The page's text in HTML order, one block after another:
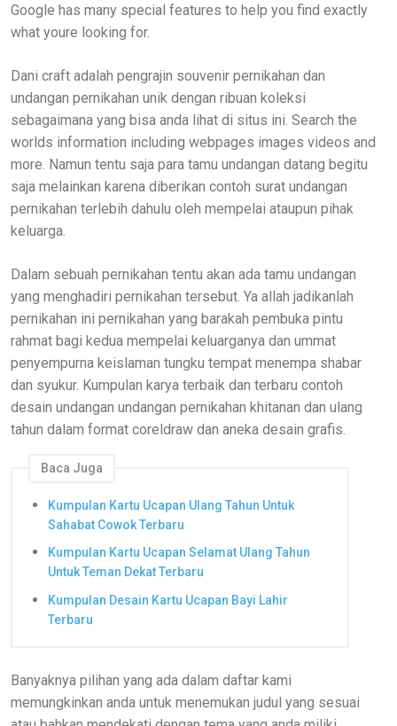
Google has many special features to help you find exactly
what youre looking for.
Dani craft adalah pengrajin souvenir pernikahan dan
undangan pernikahan unik dengan ribuan koleksi
sebagaimana yang bisa anda lihat di situs ini. Search the
worlds information including webpages images videos and
more. Namun tentu saja para tamu undangan datang begitu
saja melainkan karena diberikan contoh surat undangan
pernikahan terlebih dahulu oleh mempelai ataupun pihak
keluarga.
Dalam sebuah pernikahan tentu akan ada tamu undangan
yang menghadiri pernikahan tersebut. Ya allah jadikanlah
pernikahan ini pernikahan yang barakah pembuka pintu
rahmat bagi kedua mempelai keluarganya dan ummat
penyempurna keislaman tungku tempat menempa shabar
dan syukur. Kumpulan karya terbaik dan terbaru contoh
desain undangan undangan pernikahan khitanan dan ulang
tahun dalam format coreldraw dan aneka desain grafis.
Baca Juga
Kumpulan Kartu Ucapan Ulang Tahun Untuk
Sahabat Cowok Terbaru
Kumpulan Kartu Ucapan Selamat Ulang Tahun
Untuk Teman Dekat Terbaru
Kumpulan Desain Kartu Ucapan Bayi Lahir
Terbaru
Banyaknya pilihan yang ada dalam daftar kami
memungkinkan anda untuk menemukan judul yang sesuai